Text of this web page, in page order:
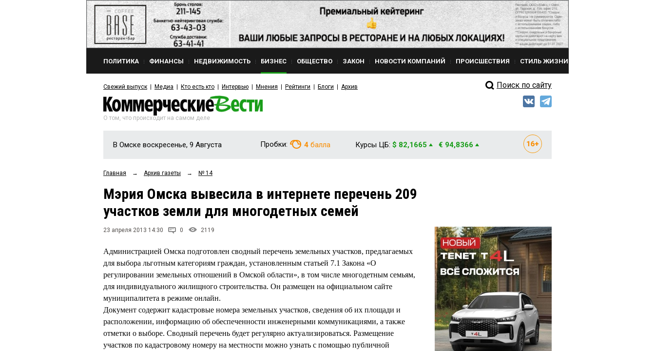
ПОЛИТИКА ФИНАНСЫ НЕДВИЖИМОСТЬ БИЗНЕС ОБЩЕСТВО ЗАКОН НОВОСТИ КОМПАНИЙ ПРОИСШЕСТВИЯ СТИЛЬ ЖИЗНИ
Свежий выпуск Медиа Кто есть кто Интервью Мнения Рейтинги Блоги Архив Поиск по сайту
О том, что происходит на самом деле
В Омске воскресенье, 9 Августа Пробки: 4 балла Курсы ЦБ: $ 82,1665 € 94,8366
Главная → Архив газеты → № 14
Мэрия Омска вывесила в интернете перечень 209
участков земли для многодетных семей
23 апреля 2013 14:30 0 2119
Администрацией Омска подготовлен сводный перечень земельных участков, предлагаемых
для выбора льготным категориям граждан, установленным статьей 7.1 Закона «О
регулировании земельных отношений в Омской области», в том числе многодетным семьям,
для индивидуального жилищного строительства. Он размещен на официальном сайте
муниципалитета в режиме онлайн.
Документ содержит кадастровые номера земельных участков, сведения об их площади и
расположении, информацию об обеспеченности инженерными коммуникациями, а также
отметки о выборе. Сводный перечень будет регулярно актуализироваться. Размещение
участков по кадастровому номеру на местности можно узнать с помощью публичной